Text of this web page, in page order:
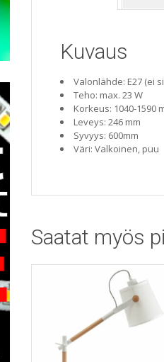
Kuvaus
Valonlähde: E27 (ei
Teho: max. 23 W
Korkeus: 1040-1590
Leveys: 246 mm
Syvyys: 600mm
Väri: Valkoinen, puu
Saatat myös